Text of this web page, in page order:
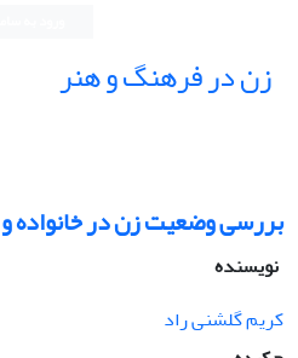
زن در فرهنگ و هنر
بررسی وضعیت زن در خانواده
نویسنده
کریم گلشنی راد